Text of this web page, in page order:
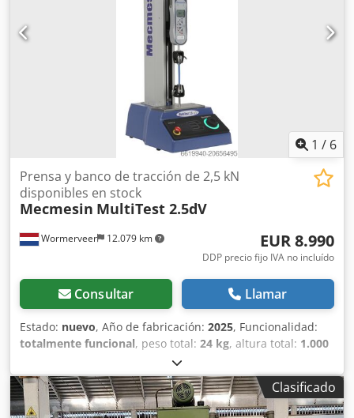
1 / 6
Wormerveer 12.079 km
Prensa y banco de tracción de 2,5 kN
disponibles en stock
Mecmesin MultiTest 2.5dV
EUR 8.990
DDP precio fijo IVA no incluído
Consultar Llamar
Estado: nuevo, Año de fabricación: 2025, Funcionalidad:
totalmente funcional, peso total: 24 kg, altura total: 1.000
, longitud total:
MultiTest 2.5dV es uno de los bancos de ensayo de
tracción y compresión más suministrados. El equipo es
robusto, preciso y completamente configurable según las
Clasificado